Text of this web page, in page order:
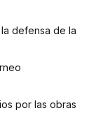
defensa de la
por las obras